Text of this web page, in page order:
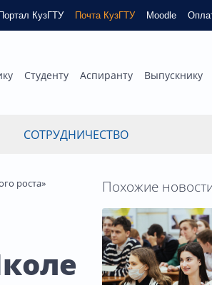
Портал КузГТУ Почта КузГТУ Moodle
Студенту Аспиранту Выпускнику
СОТРУДНИЧЕСТВО
роста» Похожие